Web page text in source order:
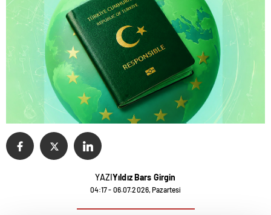
YAZIYıldız Bars Girgin
04:17 - 06.07.2026, Pazartesi